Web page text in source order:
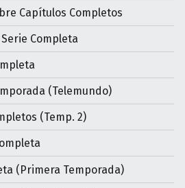
Capítulos Completos
Completa
(Telemundo)
(Temp. 2)
(Primera Temporada)